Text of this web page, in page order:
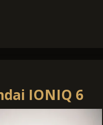
IONIQ 6
Techniq